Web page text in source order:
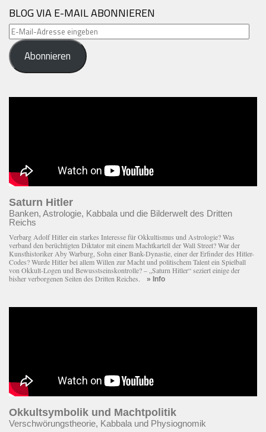
BLOG VIA E-MAIL ABONNIEREN
E-
Mail-
Adresse
eingeben
Abonnieren
Saturn Hitler
Banken, Astrologie, Kabbala und die Bilderwelt des Dritten
Reichs
Verbarg Adolf Hitler ein starkes Interesse für Okkultismus und Astrologie? Was
verband den berüchtigten Diktator mit einem Macht­kartell der Wall Street? War der
Kunsthistoriker Aby Warburg, Sohn einer Bank-Dynastie, einer der Erfinder des Hitler-
Codes? Wurde Hitler bei allem Willen zur Macht und politischem Talent ein Spielball
von Okkult-Logen und Bewusstseinskontrolle? – „Saturn Hitler“ seziert einige der
bisher verborgenen Seiten des Dritten Reiches. » Info
Okkultsymbolik und Machtpolitik
Verschwörungstheorie, Kabbala und Physiognomik